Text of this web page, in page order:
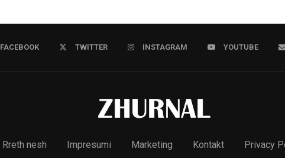
FACEBOOK TWITTER INSTAGRAM YOUTUBE
Rreth nesh Impresumi Marketing Kontakt Privacy